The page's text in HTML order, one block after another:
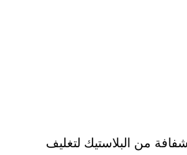
من البلاستيك لتغليف